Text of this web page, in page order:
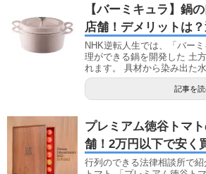
【バーミキュラ】鍋
店舗！デメリットは
NHK逆転人生では、「バー
理ができる鍋を開発した 土
れます。 具材から染み出た
記事を
プレミアム徳谷トマ
舗！2万円以下で安く
行列のできる法律相談所で